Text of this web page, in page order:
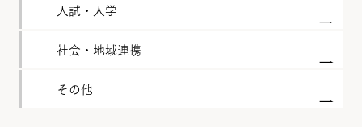
入試・入学
社会・地域連携
その他